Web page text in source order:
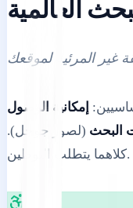
العالمية
إمكانية الوصول
البحث (لصور جوجل).
كلاهما يتطلب التوطين.